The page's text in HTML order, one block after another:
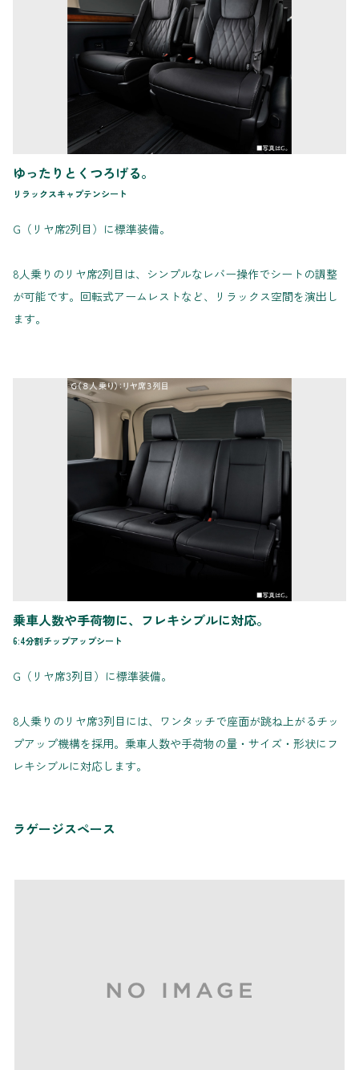
ゆったりとくつろげる。
リラックスキャプテンシート
G（リヤ席2列目）に標準装備。
8人乗りのリヤ席2列目は、シンプルなレバー操作でシートの調整
が可能です。回転式アームレストなど、リラックス空間を演出し
ます。
乗車人数や手荷物に、フレキシブルに対応。
6:4分割チップアップシート
G（リヤ席3列目）に標準装備。
8人乗りのリヤ席3列目には、ワンタッチで座面が跳ね上がるチッ
プアップ機構を採用。乗車人数や手荷物の量・サイズ・形状にフ
レキシブルに対応します。
ラゲージスペース